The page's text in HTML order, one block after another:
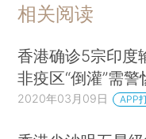
相关阅读
香港确诊5宗印度
非疫区“倒灌”需警
2020年03月09日 APP